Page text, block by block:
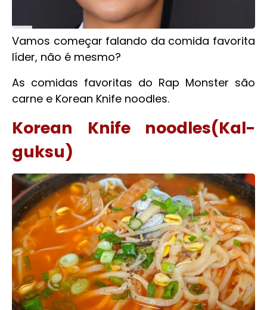
Vamos começar falando da comida favorita
líder, não é mesmo?
As comidas favoritas do Rap Monster são
carne e Korean Knife noodles.
Korean Knife noodles(Kal-
guksu)